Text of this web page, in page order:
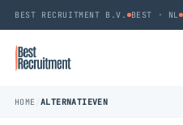
BEST RECRUITMENT B.V. BEST · NL
HOME /ALTERNATIEVEN